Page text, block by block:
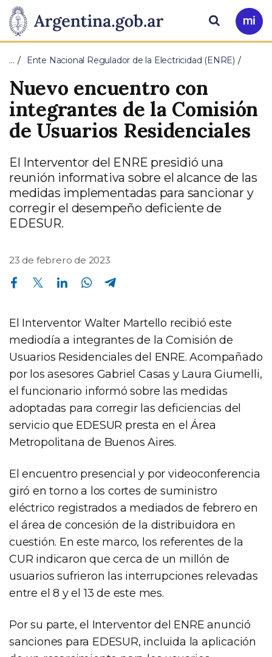
Presidencia
de
la
Nación
Pasar al contenido principal
Ir
a
Buscar
… Ente Nacional Regulador de la Electricidad (ENRE)
Nuevo encuentro con
integrantes de la Comisión
de Usuarios Residenciales
El Interventor del ENRE presidió una
reunión informativa sobre el alcance de las
medidas implementadas para sancionar y
corregir el desempeño deficiente de
EDESUR.
23 de febrero de 2023
Compartir en Facebook Compartir en Twitter Compartir en Linkedin Compartir en Whatsapp
El Interventor Walter Martello recibió este
mediodía a integrantes de la Comisión de
Usuarios Residenciales del ENRE. Acompañado
por los asesores Gabriel Casas y Laura Giumelli,
el funcionario informó sobre las medidas
adoptadas para corregir las deficiencias del
servicio que EDESUR presta en el Área
Metropolitana de Buenos Aires.
El encuentro presencial y por videoconferencia
giró en torno a los cortes de suministro
eléctrico registrados a mediados de febrero en
el área de concesión de la distribuidora en
cuestión. En este marco, los referentes de la
CUR indicaron que cerca de un millón de
usuarios sufrieron las interrupciones relevadas
entre el 8 y el 13 de este mes.
Por su parte, el Interventor del ENRE anunció
sanciones para EDESUR, incluida la aplicación